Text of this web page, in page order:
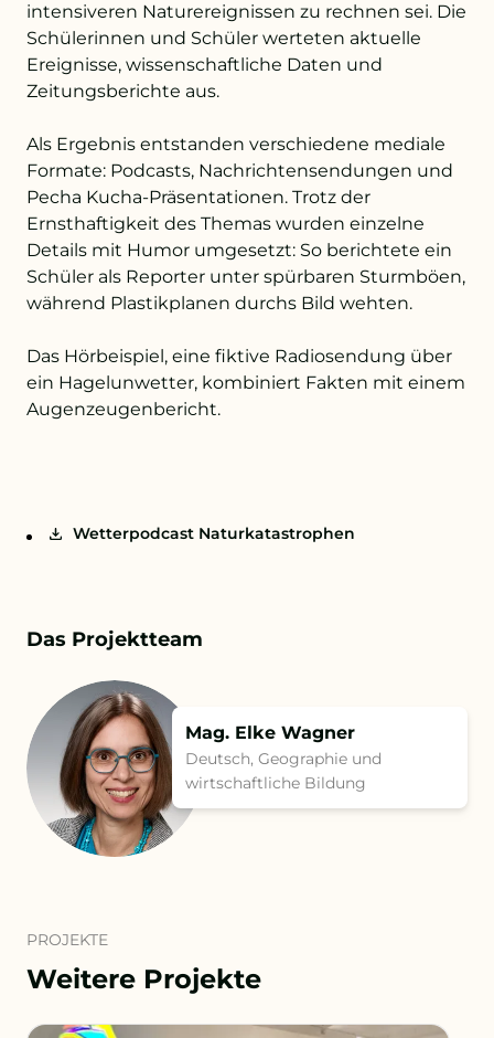
Stellenangebote
Logout
intensiveren Naturereignissen zu rechnen sei. Die
Schülerinnen und Schüler werteten aktuelle
Ereignisse, wissenschaftliche Daten und
Zeitungsberichte aus.
Als Ergebnis entstanden verschiedene mediale
Formate: Podcasts, Nachrichtensendungen und
Pecha Kucha‑Präsentationen. Trotz der
Ernsthaftigkeit des Themas wurden einzelne
Details mit Humor umgesetzt: So berichtete ein
Schüler als Reporter unter spürbaren Sturmböen,
während Plastikplanen durchs Bild wehten.
Das Hörbeispiel, eine fiktive Radiosendung über
ein Hagelunwetter, kombiniert Fakten mit einem
Augenzeugenbericht.
Wetterpodcast Naturkatastrophen
Das Projektteam
Mag. Elke Wagner
Deutsch, Geographie und
wirtschaftliche Bildung
PROJEKTE
Weitere Projekte